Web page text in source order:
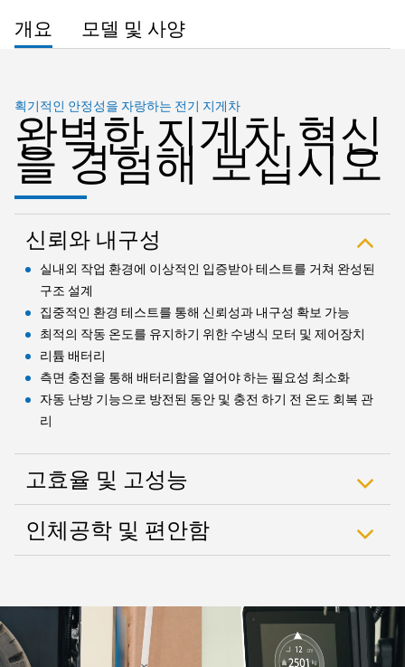
개요 모델 및 사양
획기적인 안정성을 자랑하는 전기 지게차
완벽한 지게차 혁신
을 경험해 보십시오
신뢰와 내구성
실내외 작업 환경에 이상적인 입증받아 테스트를 거쳐 완성된
구조 설계
집중적인 환경 테스트를 통해 신뢰성과 내구성 확보 가능
최적의 작동 온도를 유지하기 위한 수냉식 모터 및 제어장치
리튬 배터리
측면 충전을 통해 배터리함을 열어야 하는 필요성 최소화
자동 난방 기능으로 방전된 동안 및 충전 하기 전 온도 회복 관
리
고효율 및 고성능
인체공학 및 편안함